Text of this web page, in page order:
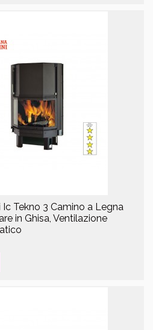
Ic Tekno 3 Camino a Legna
in Ghisa, Ventilazione